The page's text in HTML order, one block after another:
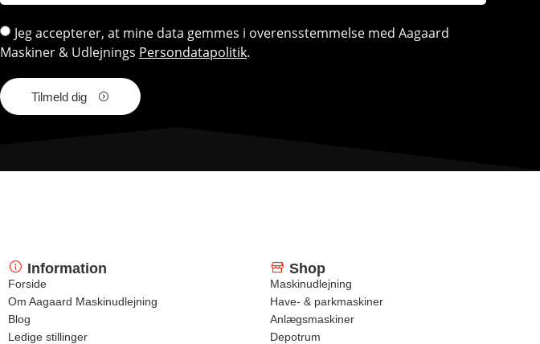
Jeg accepterer, at mine data gemmes i overensstemmelse med Aagaard
Maskiner & Udlejnings Persondatapolitik.
Tilmeld dig
Information
Forside
Om Aagaard Maskinudlejning
Blog
Ledige stillinger
Shop
Maskinudlejning
Have- & parkmaskiner
Anlægsmaskiner
Depotrum